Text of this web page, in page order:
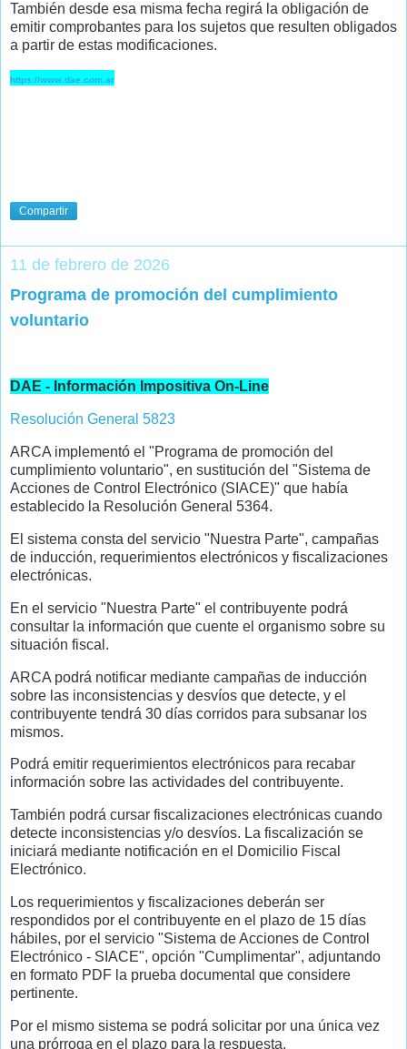
También desde esa misma fecha regirá la obligación de
emitir comprobantes para los sujetos que resulten obligados
a partir de estas modificaciones.
https://www.dae.com.ar
Compartir
11 de febrero de 2026
Programa de promoción del cumplimiento
voluntario
DAE - Información Impositiva On-Line
Resolución General 5823
ARCA implementó el "Programa de promoción del
cumplimiento voluntario", en sustitución del "Sistema de
Acciones de Control Electrónico (SIACE)" que había
establecido la Resolución General 5364.
El sistema consta del servicio "Nuestra Parte", campañas
de inducción, requerimientos electrónicos y fiscalizaciones
electrónicas.
En el servicio "Nuestra Parte" el contribuyente podrá
consultar la información que cuente el organismo sobre su
situación fiscal.
ARCA podrá notificar mediante campañas de inducción
sobre las inconsistencias y desvíos que detecte, y el
contribuyente tendrá 30 días corridos para subsanar los
mismos.
Podrá emitir requerimientos electrónicos para recabar
información sobre las actividades del contribuyente.
También podrá cursar fiscalizaciones electrónicas cuando
detecte inconsistencias y/o desvíos. La fiscalización se
iniciará mediante notificación en el Domicilio Fiscal
Electrónico.
Los requerimientos y fiscalizaciones deberán ser
respondidos por el contribuyente en el plazo de 15 días
hábiles, por el servicio "Sistema de Acciones de Control
Electrónico - SIACE", opción "Cumplimentar", adjuntando
en formato PDF la prueba documental que considere
pertinente.
Por el mismo sistema se podrá solicitar por una única vez
una prórroga en el plazo para la respuesta.